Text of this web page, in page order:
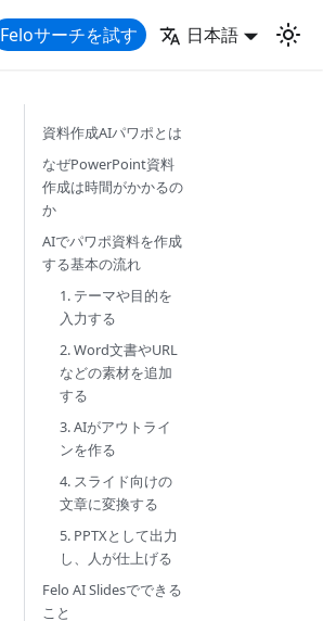
Feloサーチを試す 日本語
資料作成AIパワポとは
なぜPowerPoint資料
作成は時間がかかるの
か
AIでパワポ資料を作成
する基本の流れ
1. テーマや目的を
入力する
2. Word文書やURL
などの素材を追加
する
3. AIがアウトライ
ンを作る
4. スライド向けの
文章に変換する
5. PPTXとして出力
し、人が仕上げる
Felo AI Slidesでできる
こと